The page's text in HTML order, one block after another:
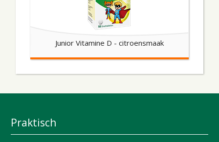
Junior Vitamine D - citroensmaak
Praktisch